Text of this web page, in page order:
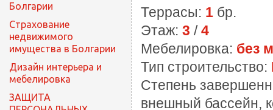
Болгарии
Cтрахование
недвижимого
имущества в Болгарии
Дизайн интерьера и
мебелировка
ЗАЩИТА
Террасы: 1 бр.
Этаж: 3 /4
Мебелировка: без
Тип строительство:
Степень
внешный бассейн,